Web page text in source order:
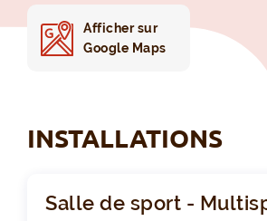
Afficher sur
Google Maps
INSTALLATIONS
Salle de sport -